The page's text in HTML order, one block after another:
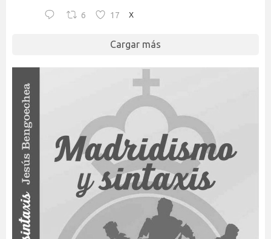
6 17 X
Cargar más